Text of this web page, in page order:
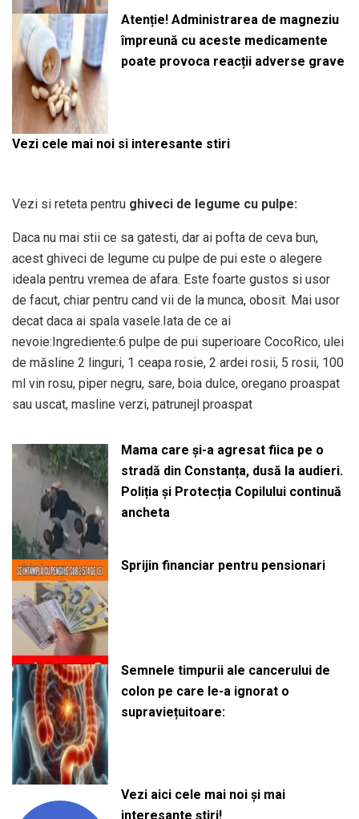
Atenție! Administrarea de magneziu
împreună cu aceste medicamente
poate provoca reacții adverse grave
Vezi cele mai noi si interesante stiri
Vezi si reteta pentru ghiveci de legume cu pulpe:
Daca nu mai stii ce sa gatesti, dar ai pofta de ceva bun,
acest ghiveci de legume cu pulpe de pui este o alegere
ideala pentru vremea de afara. Este foarte gustos si usor
de facut, chiar pentru cand vii de la munca, obosit. Mai usor
decat daca ai spala vasele.Iata de ce ai
nevoie:Ingrediente:6 pulpe de pui superioare CocoRico, ulei
de măsline 2 linguri, 1 ceapa rosie, 2 ardei rosii, 5 rosii, 100
ml vin rosu, piper negru, sare, boia dulce, oregano proaspat
sau uscat, masline verzi, patrunejl proaspat
Mama care și-a agresat fiica pe o
stradă din Constanța, dusă la audieri.
Poliția și Protecția Copilului continuă
ancheta
Sprijin financiar pentru pensionari
Semnele timpurii ale cancerului de
colon pe care le-a ignorat o
supraviețuitoare:
Vezi aici cele mai noi și mai
interesante știri!